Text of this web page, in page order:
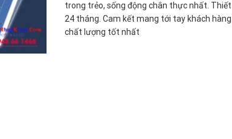
trong trẻo, sống động chân thực nhất. Thiết
24 tháng. Cam kết mang tới tay khách
chất lượng tốt nhất